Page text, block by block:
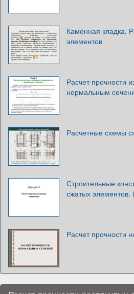
Каменная кладка.
элементов
Расчет прочности
нормальным
Расчетные схемы
Строительные
сжатых элементов.
Расчет прочности